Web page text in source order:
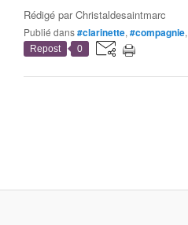
Rédigé parChristaldesaintmarc
Publié dans#clarinette, #compagnie,
Repost 0